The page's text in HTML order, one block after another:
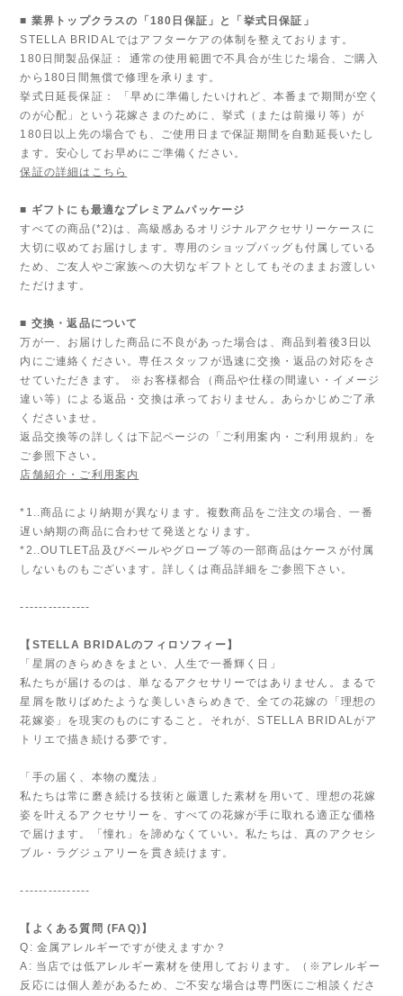
■ 業界トップクラスの「180日保証」と「挙式日保証」
STELLA BRIDALではアフターケアの体制を整えております。
180日間製品保証： 通常の使用範囲で不具合が生じた場合、ご購入
から180日間無償で修理を承ります。
挙式日延長保証： 「早めに準備したいけれど、本番まで期間が空く
のが心配」という花嫁さまのために、挙式（または前撮り等）が
180日以上先の場合でも、ご使用日まで保証期間を自動延長いたし
ます。安心してお早めにご準備ください。
保証の詳細はこちら
■ ギフトにも最適なプレミアムパッケージ
すべての商品(*2)は、高級感あるオリジナルアクセサリーケースに
大切に収めてお届けします。専用のショップバッグも付属している
ため、ご友人やご家族への大切なギフトとしてもそのままお渡しい
ただけます。
■ 交換・返品について
万が一、お届けした商品に不良があった場合は、商品到着後3日以
内にご連絡ください。専任スタッフが迅速に交換・返品の対応をさ
せていただきます。 ※お客様都合（商品や仕様の間違い・イメージ
違い等）による返品・交換は承っておりません。あらかじめご了承
くださいませ。
返品交換等の詳しくは下記ページの「ご利用案内・ご利用規約」を
ご参照下さい。
店舗紹介・ご利用案内
*1..商品により納期が異なります。複数商品をご注文の場合、一番
遅い納期の商品に合わせて発送となります。
*2..OUTLET品及びベールやグローブ等の一部商品はケースが付属
しないものもございます。詳しくは商品詳細をご参照下さい。
---------------
【STELLA BRIDALのフィロソフィー】
「星屑のきらめきをまとい、人生で一番輝く日」
私たちが届けるのは、単なるアクセサリーではありません。まるで
星屑を散りばめたような美しいきらめきで、全ての花嫁の「理想の
花嫁姿」を現実のものにすること。それが、STELLA BRIDALがア
トリエで描き続ける夢です。
「手の届く、本物の魔法」
私たちは常に磨き続ける技術と厳選した素材を用いて、理想の花嫁
姿を叶えるアクセサリーを、すべての花嫁が手に取れる適正な価格
で届けます。「憧れ」を諦めなくていい。私たちは、真のアクセシ
ブル・ラグジュアリーを貫き続けます。
---------------
【よくある質問 (FAQ)】
Q: 金属アレルギーですが使えますか？
A: 当店では低アレルギー素材を使用しております。（※アレルギー
反応には個人差があるため、ご不安な場合は専門医にご相談くださ